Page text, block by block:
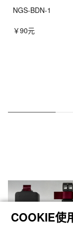
NGS-BDN-1
￥90元
COOKIE使